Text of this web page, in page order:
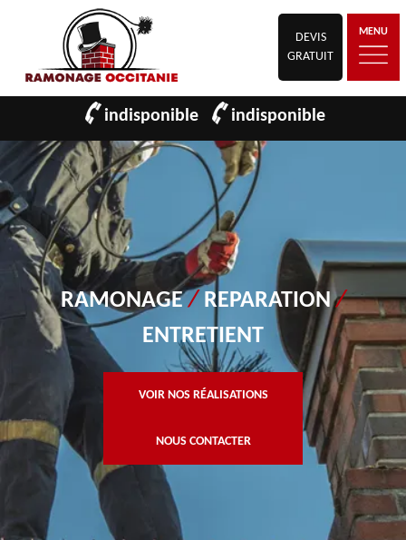
DEVIS
GRATUIT
MENU
indisponible indisponible
RAMONAGE/ REPARATION/
ENTRETIENT
VOIR NOS RÉALISATIONS
NOUS CONTACTER